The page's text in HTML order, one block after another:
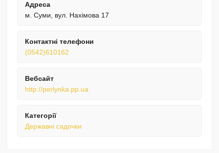
Адреса
м. Суми, вул. Нахімова 17
Контактні телефони
(0542)610162
Вебсайт
http://perlynka.pp.ua
Категорії
Державні садочки